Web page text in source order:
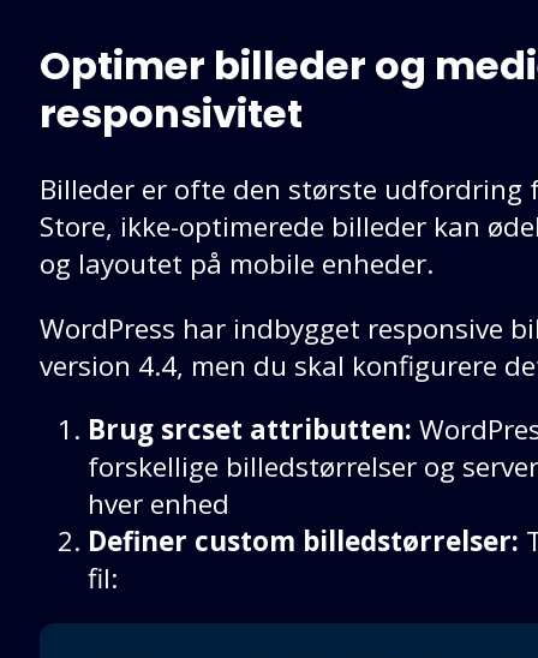
Optimer billeder og
responsivitet
Billeder er ofte den største udfordring
Store, ikke-optimerede billeder kan
og layoutet på mobile enheder.
WordPress har indbygget responsive
version 4.4, men du skal konfigurere
Brug srcset attributten:
forskellige billedstørrelser og
hver enhed
Definer custom billedstørrelser:
fil: